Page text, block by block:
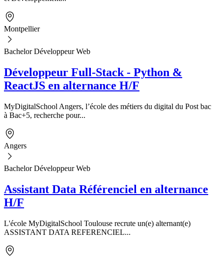
Montpellier
Bachelor Développeur Web
Développeur Full-Stack - Python &
ReactJS en alternance H/F
MyDigitalSchool Angers, l’école des métiers du digital du Post bac
à Bac+5, recherche pour...
Angers
Bachelor Développeur Web
Assistant Data Référenciel en alternance
H/F
L'école MyDigitalSchool Toulouse recrute un(e) alternant(e)
ASSISTANT DATA REFERENCIEL...